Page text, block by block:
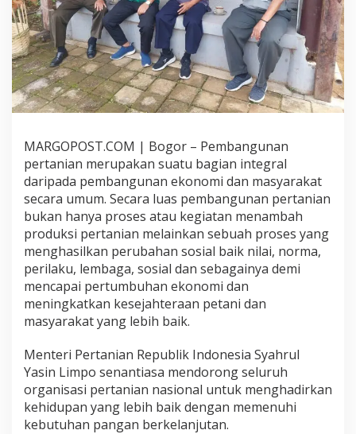
N
R
U
S
B
E
O
L
A
B
O
R
A
S
I
M
E
M
B
N
G
U
N
P
E
MARGOPOST.COM | Bogor – Pembangunan
pertanian merupakan suatu bagian integral
daripada pembangunan ekonomi dan masyarakat
secara umum. Secara luas pembangunan pertanian
bukan hanya proses atau kegiatan menambah
produksi pertanian melainkan sebuah proses yang
menghasilkan perubahan sosial baik nilai, norma,
perilaku, lembaga, sosial dan sebagainya demi
mencapai pertumbuhan ekonomi dan
meningkatkan kesejahteraan petani dan
masyarakat yang lebih baik.
Menteri Pertanian Republik Indonesia Syahrul
Yasin Limpo senantiasa mendorong seluruh
organisasi pertanian nasional untuk menghadirkan
kehidupan yang lebih baik dengan memenuhi
kebutuhan pangan berkelanjutan.